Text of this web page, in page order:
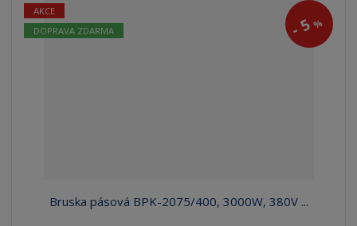
-5%
AKCE
DOPRAVA ZDARMA
Bruska pásová BPK-2075/400, 3000W, 380V ...